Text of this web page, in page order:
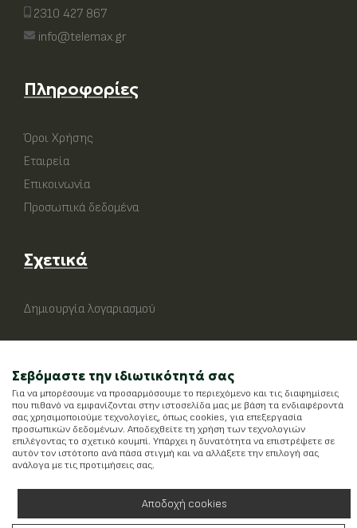
2310 427 867
info@telemax.gr
Πληροφορίες
Όροι Χρήσης
Εταιρεία
Επικοινωνία
Προσωπικά δεδομένα
Σχετικά
Δημιουργία λογαριασμού
Σεβόμαστε την ιδιωτικότητά σας
Για να μπορέσουμε να προσαρμόσουμε το περιεχόμενο και τις διαφημίσεις
που πιθανό να εμφανίζονται στην ιστοσελίδα μας με βάση τα ενδιαφέροντά
σας χρησιμοποιούμε τεχνολογίες, όπως cookies, για επεξεργασία
προσωπικών δεδομένων. Αποδεχθείτε τη χρήση των τεχνολογιών
επιλέγοντας το σχετικό κουμπί. Υπάρχει η δυνατότητα να επιστρέψετε σε
αυτόν τον ιστότοπο ανά πάσα στιγμή και να αλλάξετε την επιλογή σας
ανάλογα με τις προτιμήσεις σας.
Αποδοχή cookies